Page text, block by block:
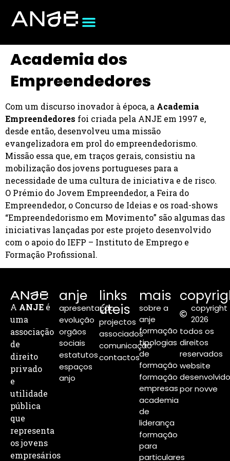
Academia dos
Empreendedores
Com um discurso inovador à época, a Academia
Empreendedores foi criada pela ANJE em 1997 e,
desde então, desenvolveu uma missão
evangelizadora em prol do empreendedorismo.
Missão essa que, em traços gerais, consistiu na
mobilização dos jovens portugueses para a
necessidade de uma cultura de iniciativa e de risco.
O Prémio do Jovem Empreendedor, a Feira do
Empreendedor, o Concurso de Ideias e os road-shows
“Empreendedorismo em Movimento” são algumas das
iniciativas lançadas por este projeto desenvolvido
com o apoio do IEFP – Instituto de Emprego e
Formação Profissional.
A ANJE é
uma
associação
de
direito
privado
e
utilidade
pública
que
representa
os jovens
empresários
anje
apresentação
evolução
orgãos
sociais
estatutos
espaços
anjo
links
úteis
projectos
associados
comunicação
contactos
mais
sobre a
anje
formação
tipologias
de
formação
formação
empresas
academia
de
liderança
formação
para
particulares
copyright
2026
todos os
direitos
reservados
website
desenvolvido
por novve